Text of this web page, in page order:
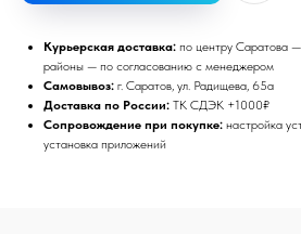
Курьерская доставка: по центру Саратова
районы — по согласованию с менеджером
Самовывоз: г. Саратов, ул. Радищева, 65а
Доставка по России: ТК СДЭК +1000₽
Сопровождение при покупке: настройка
установка приложений